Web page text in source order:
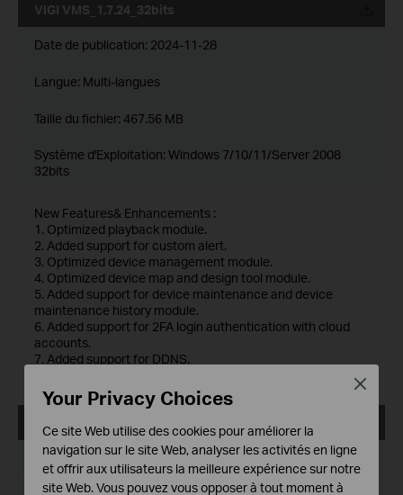
VIGI VMS_1.7.24_32bits
Date de publication: 2024-11-28
Langue: Multi-langues
Taille du fichier: 467.56 MB
Système d'Exploitation: Windows 7/10/11/Server 2008
32bits
New Features& Enhancements :
1. Optimized playback module.
2. Added support for custom alert.
3. Optimized device management module.
4. Optimized device map and design tool module.
5. Added support for device maintenance and device
maintenance history module.
6. Added support for 2FA login authentication with cloud
accounts.
7. Added support for DDNS.
8. Optimized multiple levels of site, support up to 10 levels.
Date de publication:2024-11-28
Your Privacy Choices
Ce site Web utilise des cookies pour améliorer la
navigation sur le site Web, analyser les activités en ligne
et offrir aux utilisateurs la meilleure expérience sur notre
site Web. Vous pouvez vous opposer à tout moment à
Close